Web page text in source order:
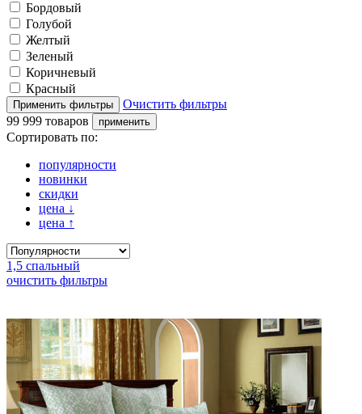
Бордовый
Голубой
Желтый
Зеленый
Коричневый
Красный
Очистить фильтры
99 999 товаров
Сортировать по:
популярности
новинки
скидки
цена ↓
цена ↑
1,5 спальный
очистить фильтры